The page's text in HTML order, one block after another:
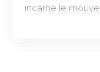
incarne le